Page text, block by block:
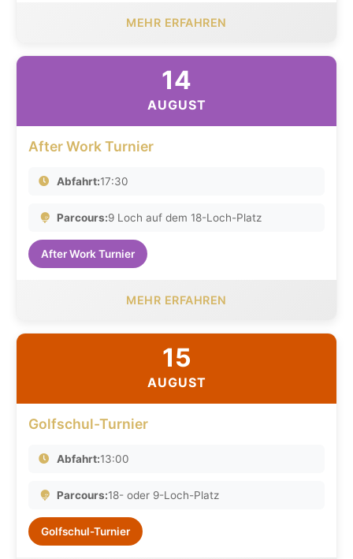
MEHR ERFAHREN
14
AUGUST
After Work Turnier
Abfahrt:17:30
Parcours:9 Loch auf dem 18-Loch-Platz
After Work Turnier
MEHR ERFAHREN
15
AUGUST
Golfschul-Turnier
Abfahrt:13:00
Parcours:18- oder 9-Loch-Platz
Golfschul-Turnier